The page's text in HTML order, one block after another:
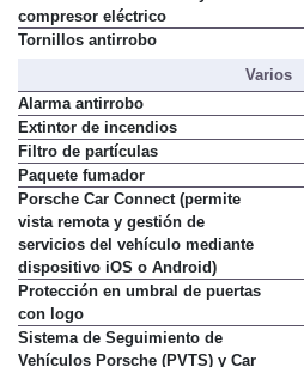
Sellador de neumáticos y
compresor eléctrico
Varios
Alarma antirrobo
Extintor de incendios
Filtro de partículas
Paquete fumador
Porsche Car Connect (permite
vista remota y gestión de
servicios del vehículo mediante
dispositivo iOS o Android)
Protección en umbral de puertas
con logo
Sistema de Seguimiento de